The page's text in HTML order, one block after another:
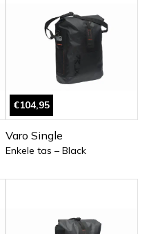
€104,95
Varo Single
Enkele tas – Black